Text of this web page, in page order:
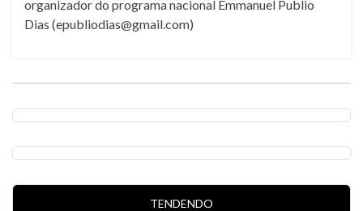
organizador do programa nacional Emmanuel Publio
Dias (epubliodias@gmail.com)
TENDENDO